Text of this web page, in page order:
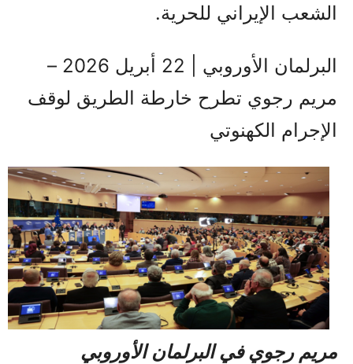
الشعب الإيراني للحرية.
البرلمان الأوروبي | 22 أبريل 2026 –
مريم رجوي تطرح خارطة الطريق لوقف
الإجرام الكهنوتي
مريم رجوي في البرلمان الأوروبي